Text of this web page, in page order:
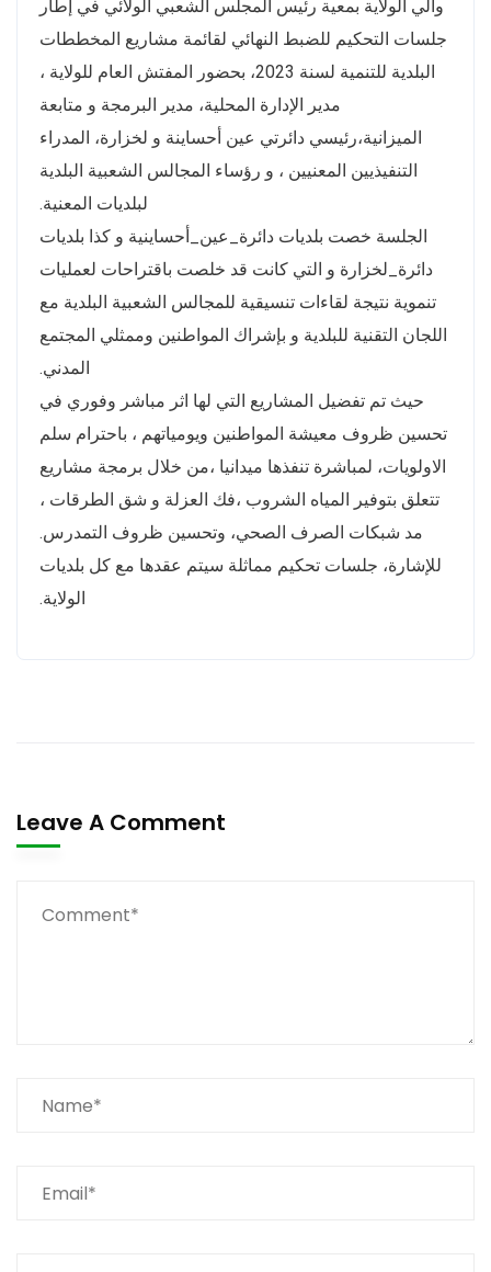
والي الولاية بمعية رئيس المجلس الشعبي الولائي في إطار
جلسات التحكيم للضبط النهائي لقائمة مشاريع المخططات
البلدية للتنمية لسنة 2023، بحضور المفتش العام للولاية ،
مدير الإدارة المحلية، مدير البرمجة و متابعة
الميزانية،رئيسي دائرتي عين أحساينة و لخزارة، المدراء
التنفيذيين المعنيين ، و رؤساء المجالس الشعبية البلدية
لبلديات المعنية.
الجلسة خصت بلديات دائرة_عين_أحساينية و كذا بلديات
دائرة_لخزارة و التي كانت قد خلصت باقتراحات لعمليات
تنموية نتيجة لقاءات تنسيقية للمجالس الشعبية البلدية مع
اللجان التقنية للبلدية و بإشراك المواطنين وممثلي المجتمع
المدني.
حيث تم تفضيل المشاريع التي لها اثر مباشر وفوري في
تحسين ظروف معيشة المواطنين ويومياتهم ، باحترام سلم
الاولويات، لمباشرة تنفذها ميدانيا ،من خلال برمجة مشاريع
تتعلق بتوفير المياه الشروب ،فك العزلة و شق الطرقات ،
مد شبكات الصرف الصحي، وتحسين ظروف التمدرس.
للإشارة، جلسات تحكيم مماثلة سيتم عقدها مع كل بلديات
الولاية.
Leave A Comment